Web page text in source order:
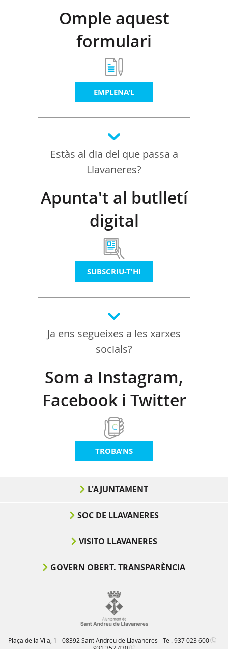
Omple aquest
formulari
EMPLENA'L
Estàs al dia del que passa a
Llavaneres?
Apunta't al butlletí
digital
SUBSCRIU-T'HI
Ja ens segueixes a les xarxes
socials?
Som a Instagram,
Facebook i Twitter
TROBA'NS
L'AJUNTAMENT
SOC DE LLAVANERES
VISITO LLAVANERES
GOVERN OBERT. TRANSPARÈNCIA
Plaça de la Vila, 1 - 08392 Sant Andreu de Llavaneres - Tel.937 023 600
-